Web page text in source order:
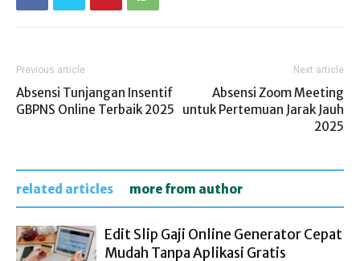
Previous article
Absensi Tunjangan Insentif
GBPNS Online Terbaik 2025
Next article
Absensi Zoom Meeting
untuk Pertemuan Jarak Jauh
2025
related articles more from author
Edit Slip Gaji Online Generator Cepat
Mudah Tanpa Aplikasi Gratis